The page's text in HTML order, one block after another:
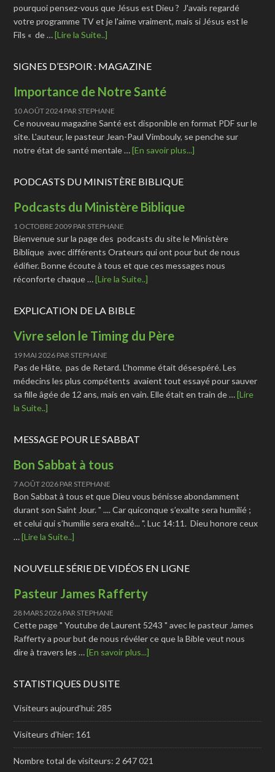
pourquoi pensez-vous que Jésus est Dieu ? J'avais regardé
votre programme TV et je l'aime vraiment, mais si Jésus est le
Fils « de …[Lire la Suite..]
SIGNES D’ESPOIR : MAGAZINE
Importance de Notre Santé
10 AOÛT 2024PAR STEPHANE
Ce nouveau magazine Santé est disponible en format PDF sur le
site. L'auteur, le pasteur Jean-Paul Vimbouly, se penche sur
notre état de santé mentale …[En savoir plus...]
PODCASTS DU MINISTÈRE BIBLIQUE
Podcasts du Ministère Biblique
1 OCTOBRE 2009 PAR STEPHANE
Bienvenue sur la page des podcasts du site le Ministère
Biblique avec différents Orateurs qui ont pour but de nous
édifier. Bonne écoute à tous et que ces messages nous
réconforte chaque …[Lire la Suite..]
EXPLICATION DE LA BIBLE
Vivre selon le Timing du Père
19 MAI 2026 PAR STEPHANE
Pas de Hâte, pas de Retard. L'homme était désespéré. Les
médecins les plus compétents avaient tout essayé pour sauver
sa fille âgée de 12 ans, mais en vain. Elle était en train de …[Lire
la Suite..]
MESSAGE POUR LE SABBAT
Bon Sabbat à tous
7 AOÛT 2026 PAR STEPHANE
Bon Sabbat à tous et que Dieu vous bénisse abondamment
durant son Saint Jour. " .... Car quiconque s’exalte sera humilié ;
et celui qui s’humilie sera exalté... ". Luc 14:11. Dieu honore ceux
…[Lire la Suite..]
NOUVELLE SÉRIE DE VIDÉOS EN LIGNE
Pasteur James Rafferty
28 MARS 2026 PAR STEPHANE
Cette page " Youtube de Laurent 5243 " avec le pasteur James
Rafferty a pour but de nous révéler ce que la Bible veut nous
dire à travers les …[En savoir plus...]
STATISTIQUES DU SITE
Visiteurs aujourd’hui: 285
Visiteurs d’hier: 161
Nombre total de visiteurs: 2 647 021